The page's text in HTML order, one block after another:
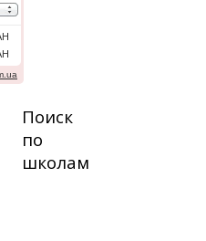
Поиск
по
школам